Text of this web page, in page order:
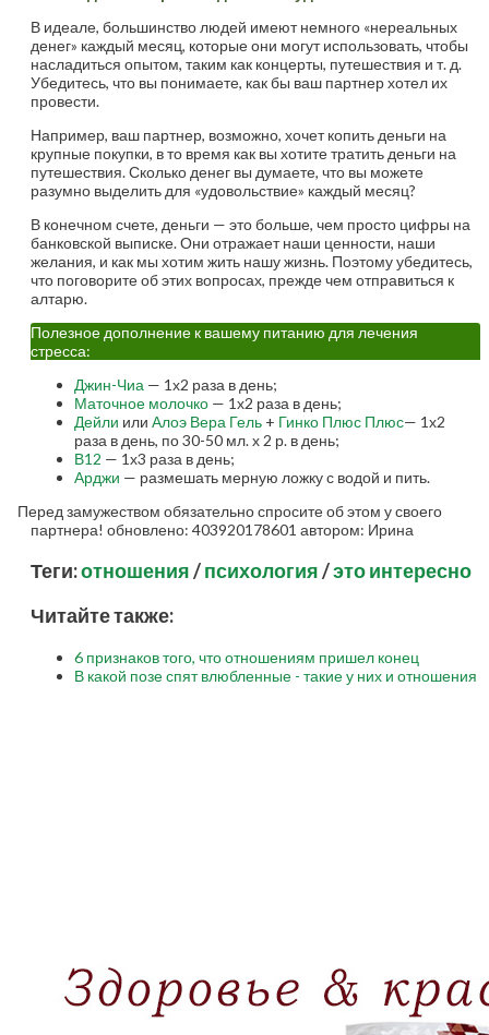
В идеале, большинство людей имеют немного «нереальных
денег» каждый месяц, которые они могут использовать, чтобы
насладиться опытом, таким как концерты, путешествия и т. д.
Убедитесь, что вы понимаете, как бы ваш партнер хотел их
провести.
Например, ваш партнер, возможно, хочет копить деньги на
крупные покупки, в то время как вы хотите тратить деньги на
путешествия. Сколько денег вы думаете, что вы можете
разумно выделить для «удовольствие» каждый месяц?
В конечном счете, деньги — это больше, чем просто цифры на
банковской выписке. Они отражает наши ценности, наши
желания, и как мы хотим жить нашу жизнь. Поэтому убедитесь,
что поговорите об этих вопросах, прежде чем отправиться к
алтарю.
Полезное дополнение к вашему питанию для лечения
стресса:
Джин-Чиа — 1х2 раза в день;
Маточное молочко — 1х2 раза в день;
Дейли или Алоэ Вера Гель + Гинко Плюс Плюс— 1х2
раза в день, по 30-50 мл. х 2 р. в день;
В12 — 1х3 раза в день;
Арджи — размешать мерную ложку с водой и пить.
Перед замужеством обязательно спросите об этом у своего
партнера! обновлено: 403920178601 автором: Ирина
Теги:отношения/психология/это интересно
Читайте также:
6 признаков того, что отношениям пришел конец
В какой позе спят влюбленные - такие у них и отношения